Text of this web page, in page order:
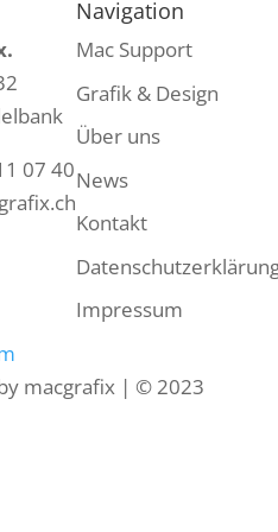
07 40
Navigation
Mac Support
Grafik & Design
Über uns
News
Kontakt
Impressum
macgrafix | © 2023